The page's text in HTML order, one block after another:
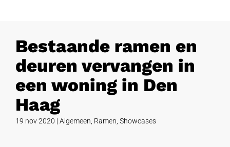
Bestaande ramen en
deuren vervangen in
een woning in Den
Haag
19 nov 2020 | Algemeen Ramen Showcases